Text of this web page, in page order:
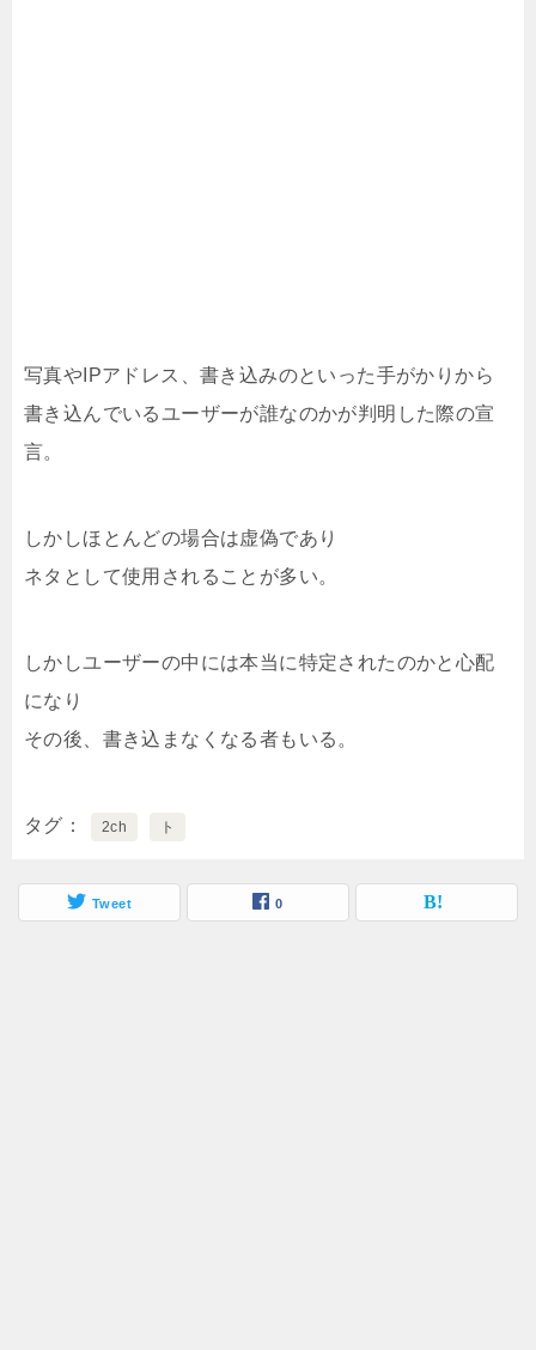
写真やIPアドレス、書き込みのといった手がかりから
書き込んでいるユーザーが誰なのかが判明した際の宣
言。
しかしほとんどの場合は虚偽であり
ネタとして使用されることが多い。
しかしユーザーの中には本当に特定されたのかと心配
になり
その後、書き込まなくなる者もいる。
タグ 2ch ト
Tweet 0